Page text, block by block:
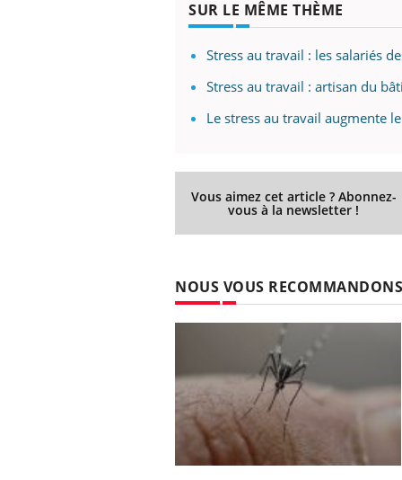
SUR LE MÊME THÈME
Stress au travail : les salariés
Stress au travail : artisan du
Le stress au travail augmente
Vous aimez cet article ? Abonnez-
vous à la newsletter !
NOUS VOUS RECOMMANDONS